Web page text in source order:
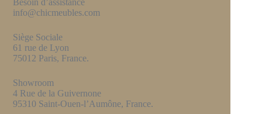
Besoin d’assistance
info@chicmeubles.com
Siège Sociale
61 rue de Lyon
75012 Paris, France.
Showroom
4 Rue de la Guivernone
95310 Saint-Ouen-l’Aumône, France.